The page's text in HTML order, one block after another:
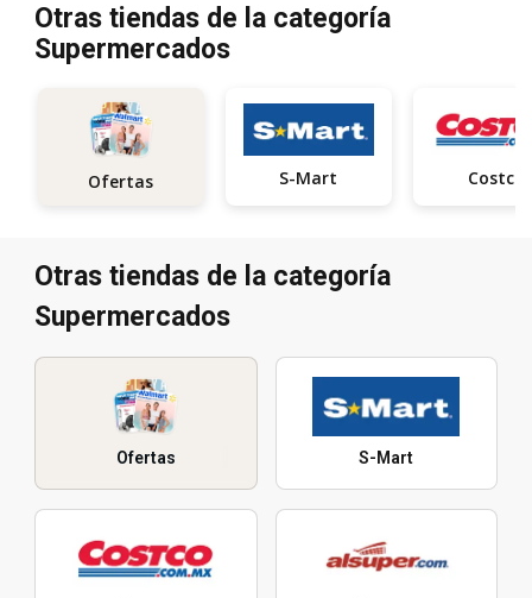
Otras tiendas de la categoría
Supermercados
Ofertas S-Mart Costco
Otras tiendas de la categoría
Supermercados
Ofertas S-Mart